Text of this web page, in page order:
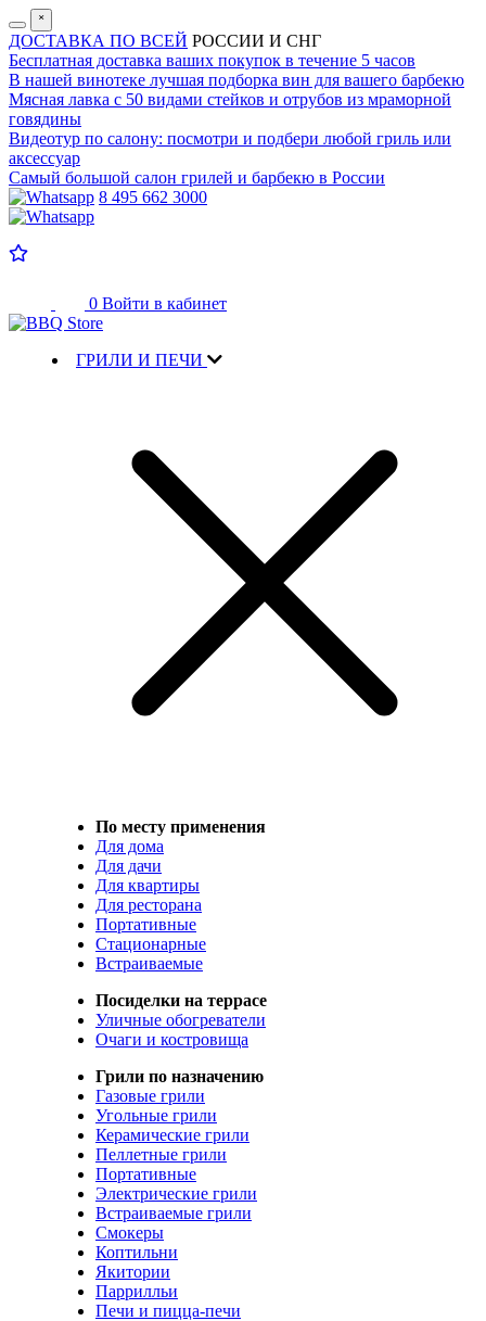
˟
ДОСТАВКА ПО ВСЕЙ РОССИИ И СНГ
Бесплатная доставка ваших покупок в течение 5 часов
В нашей винотеке лучшая подборка вин для вашего барбекю
Мясная лавка с 50 видами стейков и отрубов из мраморной
говядины
Видеотур по салону: посмотри и подбери любой гриль или
аксессуар
Самый большой салон грилей и барбекю в России
8 495 662 3000
0 Войти в кабинет
ГРИЛИ И ПЕЧИ
По месту применения
Для дома
Для дачи
Для квартиры
Для ресторана
Портативные
Стационарные
Встраиваемые
Посиделки на террасе
Уличные обогреватели
Очаги и костровища
Грили по назначению
Газовые грили
Угольные грили
Керамические грили
Пеллетные грили
Портативные
Электрические грили
Встраиваемые грили
Смокеры
Коптильни
Якитории
Паррилльи
Печи и пицца-печи